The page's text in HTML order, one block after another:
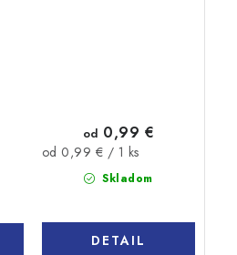
Skladom
od 0,99 €
Jednotková
od 0,99 € / 1 ks
DETAIL